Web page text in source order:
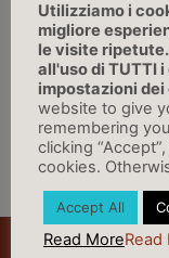
Utilizziamo i
migliore
le visite
all'uso di TUTTI
impostazioni
website to give
remembering
clicking
cookies.
Accept All
Read MoreRead